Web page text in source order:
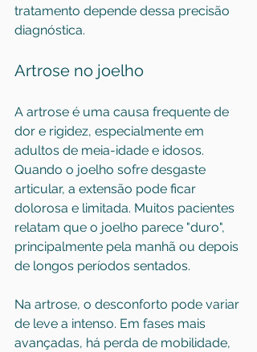
tratamento depende dessa precisão
diagnóstica.
Artrose no joelho
A artrose é uma causa frequente de
dor e rigidez, especialmente em
adultos de meia-idade e idosos.
Quando o joelho sofre desgaste
articular, a extensão pode ficar
dolorosa e limitada. Muitos pacientes
relatam que o joelho parece "duro",
principalmente pela manhã ou depois
de longos períodos sentados.
Na artrose, o desconforto pode variar
de leve a intenso. Em fases mais
avançadas, há perda de mobilidade,